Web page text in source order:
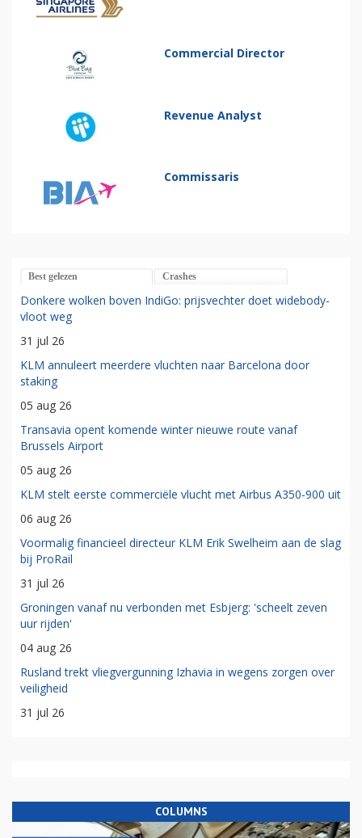
Commercial Director
Revenue Analyst
Commissaris
Best gelezen Crashes
Donkere wolken boven IndiGo: prijsvechter doet widebody-
vloot weg
31 jul 26
KLM annuleert meerdere vluchten naar Barcelona door
staking
05 aug 26
Transavia opent komende winter nieuwe route vanaf
Brussels Airport
05 aug 26
KLM stelt eerste commerciële vlucht met Airbus A350-900 uit
06 aug 26
Voormalig financieel directeur KLM Erik Swelheim aan de slag
bij ProRail
31 jul 26
Groningen vanaf nu verbonden met Esbjerg: 'scheelt zeven
uur rijden'
04 aug 26
Rusland trekt vliegvergunning Izhavia in wegens zorgen over
veiligheid
31 jul 26
COLUMNS